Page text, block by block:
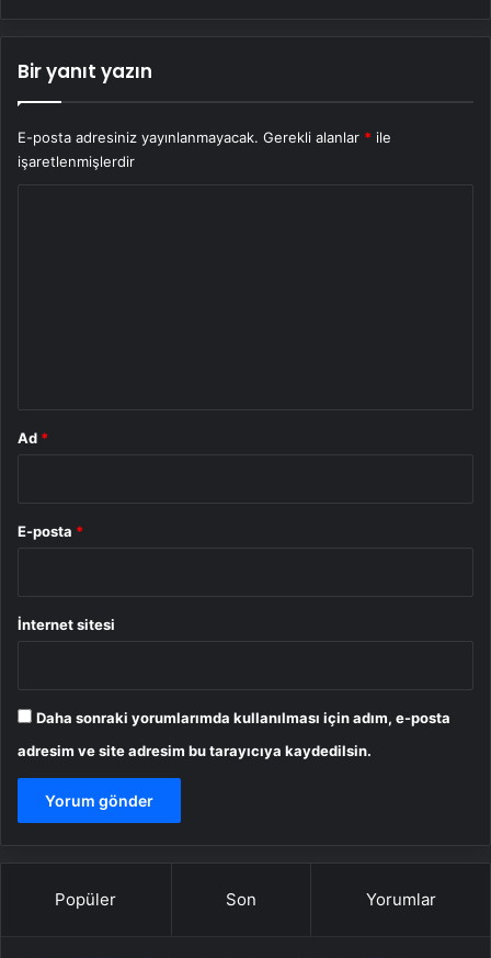
Bir yanıt yazın
E-posta adresiniz yayınlanmayacak. Gerekli alanlar * ile
işaretlenmişlerdir
Ad *
E-posta *
İnternet sitesi
Daha sonraki yorumlarımda kullanılması için adım, e-posta
adresim ve site adresim bu tarayıcıya kaydedilsin.
Popüler Son Yorumlar